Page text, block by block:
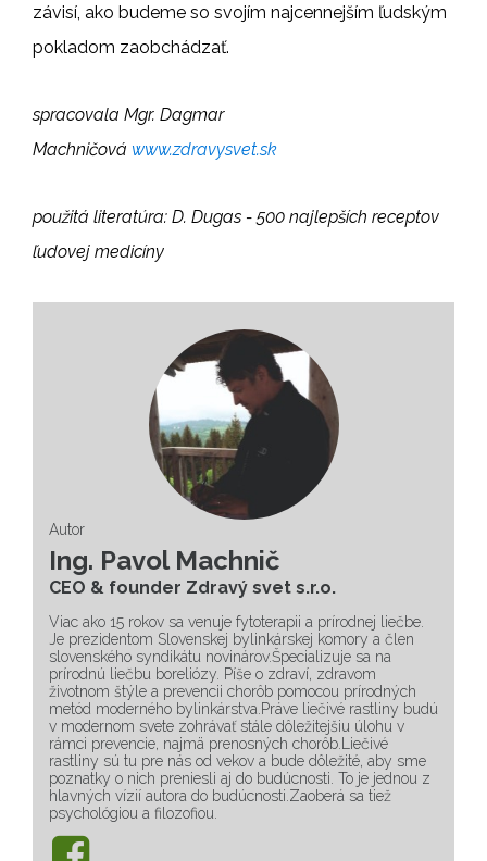
závisí, ako budeme so svojím najcennejším ľudským
pokladom zaobchádzať.
spracovala Mgr. Dagmar
Machničová www.zdravysvet.sk
použitá literatúra: D. Dugas - 500 najlepších receptov
ľudovej medicíny
Autor
Ing. Pavol Machnič
CEO & founder Zdravý svet s.r.o.
Viac ako 15 rokov sa venuje fytoterapii a prírodnej liečbe.
Je prezidentom Slovenskej bylinkárskej komory a člen
slovenského syndikátu novinárov.Špecializuje sa na
prírodnú liečbu boreliózy. Píše o zdraví, zdravom
životnom štýle a prevencii chorôb pomocou prírodných
metód moderného bylinkárstva.Práve liečivé rastliny budú
v modernom svete zohrávať stále dôležitejšiu úlohu v
rámci prevencie, najmä prenosných chorôb.Liečivé
rastliny sú tu pre nás od vekov a bude dôležité, aby sme
poznatky o nich preniesli aj do budúcnosti. To je jednou z
hlavných vízií autora do budúcnosti.Zaoberá sa tiež
psychológiou a filozofiou.